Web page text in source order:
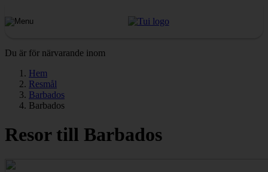
Du är för närvarande inom
Hem
Resmål
Barbados
Barbados
Resor till Barbados